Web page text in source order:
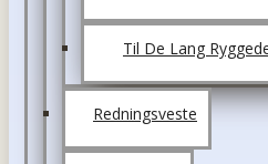
Til De Lang
Redningsveste